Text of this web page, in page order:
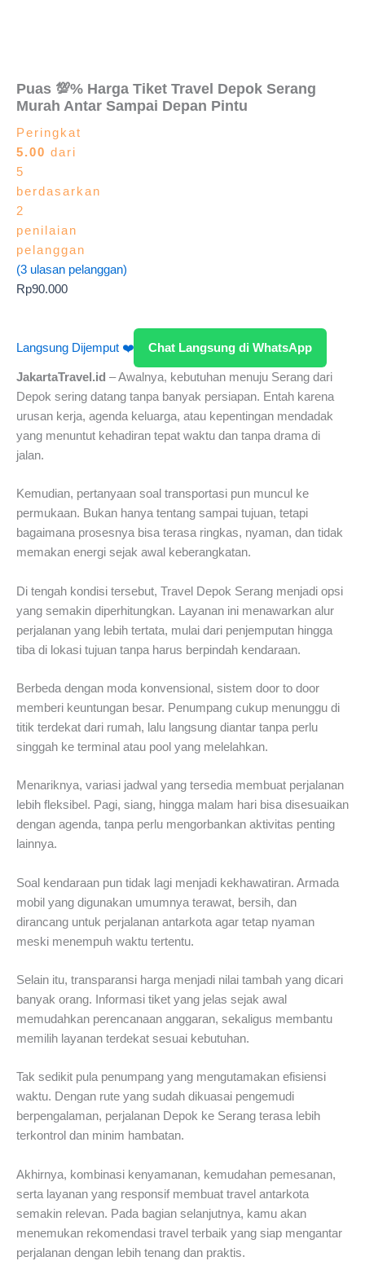
Puas 💯% Harga Tiket Travel Depok Serang
Murah Antar Sampai Depan Pintu
Peringkat
5.00 dari
5
berdasarkan
2
penilaian
pelanggan
(3 ulasan pelanggan)
Rp90.000
Langsung Dijemput ❤️ Chat Langsung di WhatsApp
JakartaTravel.id – Awalnya, kebutuhan menuju Serang dari
Depok sering datang tanpa banyak persiapan. Entah karena
urusan kerja, agenda keluarga, atau kepentingan mendadak
yang menuntut kehadiran tepat waktu dan tanpa drama di
jalan.
Kemudian, pertanyaan soal transportasi pun muncul ke
permukaan. Bukan hanya tentang sampai tujuan, tetapi
bagaimana prosesnya bisa terasa ringkas, nyaman, dan tidak
memakan energi sejak awal keberangkatan.
Di tengah kondisi tersebut, Travel Depok Serang menjadi opsi
yang semakin diperhitungkan. Layanan ini menawarkan alur
perjalanan yang lebih tertata, mulai dari penjemputan hingga
tiba di lokasi tujuan tanpa harus berpindah kendaraan.
Berbeda dengan moda konvensional, sistem door to door
memberi keuntungan besar. Penumpang cukup menunggu di
titik terdekat dari rumah, lalu langsung diantar tanpa perlu
singgah ke terminal atau pool yang melelahkan.
Menariknya, variasi jadwal yang tersedia membuat perjalanan
lebih fleksibel. Pagi, siang, hingga malam hari bisa disesuaikan
dengan agenda, tanpa perlu mengorbankan aktivitas penting
lainnya.
Soal kendaraan pun tidak lagi menjadi kekhawatiran. Armada
mobil yang digunakan umumnya terawat, bersih, dan
dirancang untuk perjalanan antarkota agar tetap nyaman
meski menempuh waktu tertentu.
Selain itu, transparansi harga menjadi nilai tambah yang dicari
banyak orang. Informasi tiket yang jelas sejak awal
memudahkan perencanaan anggaran, sekaligus membantu
memilih layanan terdekat sesuai kebutuhan.
Tak sedikit pula penumpang yang mengutamakan efisiensi
waktu. Dengan rute yang sudah dikuasai pengemudi
berpengalaman, perjalanan Depok ke Serang terasa lebih
terkontrol dan minim hambatan.
Akhirnya, kombinasi kenyamanan, kemudahan pemesanan,
serta layanan yang responsif membuat travel antarkota
semakin relevan. Pada bagian selanjutnya, kamu akan
menemukan rekomendasi travel terbaik yang siap mengantar
perjalanan dengan lebih tenang dan praktis.